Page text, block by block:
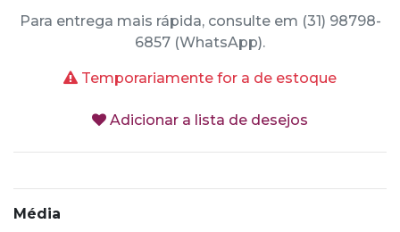
Para entrega mais rápida, consulte em (31) 98798-
6857 (WhatsApp).
Temporariamente for a de estoque
Adicionar a lista de desejos
Média